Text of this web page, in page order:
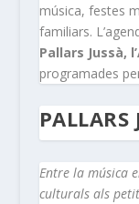
música, festes
familiars.
Pallars Jussà,
programades
PALLARS
Entre la música
culturals als